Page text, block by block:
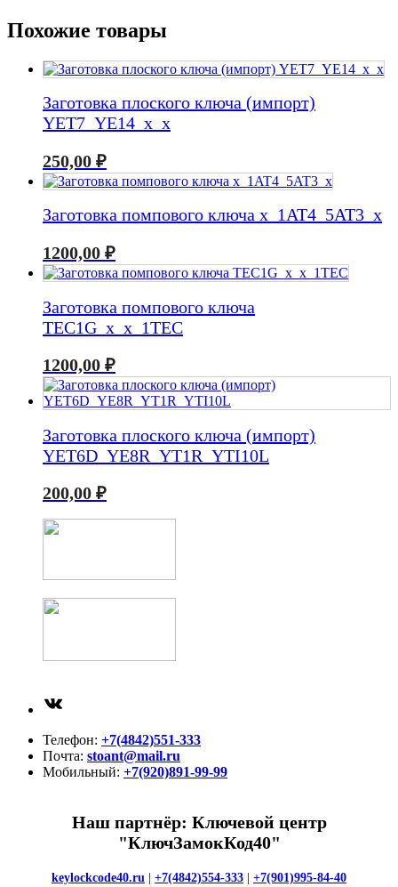
Похожие товары
Заготовка плоского ключа (импорт)
YET7_YE14_x_x
250,00 ₽
Заготовка помпового ключа x_1AT4_5AT3_x
1200,00 ₽
Заготовка помпового ключа
TEC1G_x_x_1TEC
1200,00 ₽
Заготовка плоского ключа (импорт)
YET6D_YE8R_YT1R_YTI10L
200,00 ₽
Телефон: +7(4842)551-333
Почта: stoant@mail.ru
Мобильный: +7(920)891-99-99
Наш партнёр: Ключевой центр
"КлючЗамокКод40"
keylockcode40.ru +7(4842)554-333 +7(901)995-84-40